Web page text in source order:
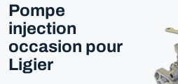
Pompe
injection
occasion pour
Ligier